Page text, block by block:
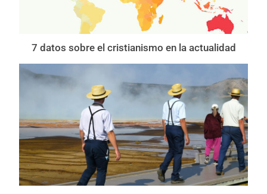
7 datos sobre el cristianismo en la actualidad